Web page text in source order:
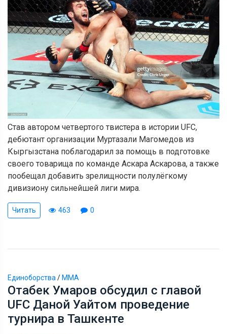
Став автором четвертого твистера в истории UFC,
дебютант организации Муртазали Магомедов из
Кыргызстана поблагодарил за помощь в подготовке
своего товарища по команде Аскара Аскарова, а также
пообещал добавить зрелищности полулёгкому
дивизиону сильнейшей лиги мира.
Читать 463 0
Единоборства / ММА
Отабек Умаров обсудил с главой
UFC Даной Уайтом проведение
турнира в Ташкенте